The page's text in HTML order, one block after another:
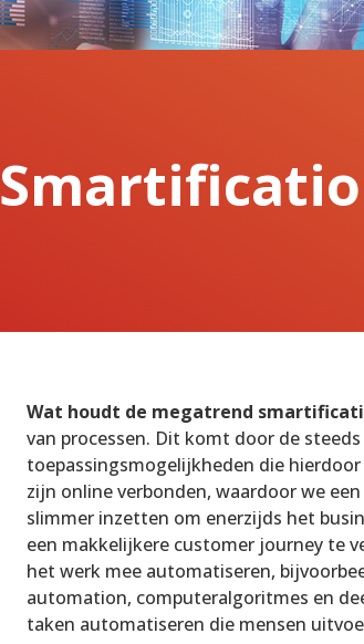
Wat houdt de megatrend
van processen. Dit komt door de
toepassingsmogelijkheden die
zijn online verbonden, waardoor we
slimmer inzetten om enerzijds het
een makkelijkere customer journey te
het werk mee automatiseren,
automation, computeralgoritmes en
taken automatiseren die mensen